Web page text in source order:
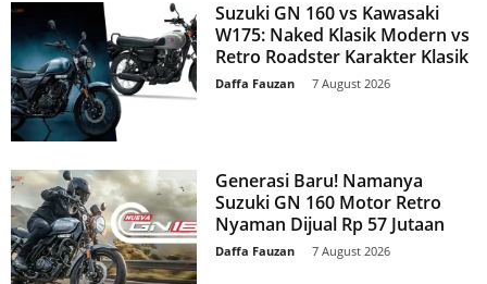
Suzuki GN 160 vs Kawasaki
W175: Naked Klasik Modern vs
Retro Roadster Karakter Klasik
Daffa Fauzan 7 August 2026
Generasi Baru! Namanya
Suzuki GN 160 Motor Retro
Nyaman Dijual Rp 57 Jutaan
Daffa Fauzan 7 August 2026